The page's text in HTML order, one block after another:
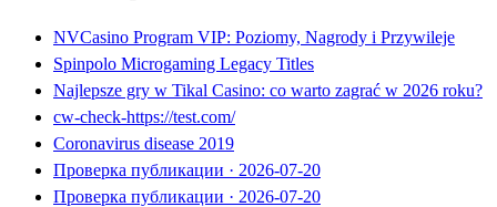
NVCasino Program VIP: Poziomy, Nagrody i Przywileje
Spinpolo Microgaming Legacy Titles
Najlepsze gry w Tikal Casino: co warto zagrać w 2026 roku?
cw-check-https://test.com/
Coronavirus disease 2019
Проверка публикации · 2026-07-20
Проверка публикации · 2026-07-20